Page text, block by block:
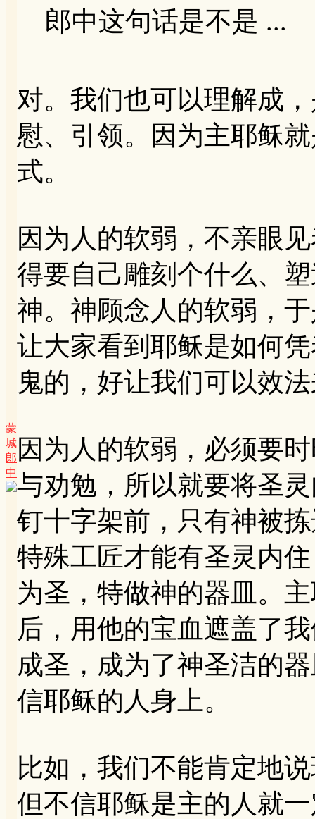
蒙
城
郎
中
郎中这句话是不是 ...
对。我们也可以理解成
慰、引领。因为主耶稣
式。
因为人的软弱，不亲眼
得要自己雕刻个什么、
神。神顾念人的软弱，
让大家看到耶稣是如何
鬼的，好让我们可以效
因为人的软弱，必须要
与劝勉，所以就要将圣
钉十字架前，只有神被
特殊工匠才能有圣灵内
为圣，特做神的器皿。
后，用他的宝血遮盖了
成圣，成为了神圣洁的
信耶稣的人身上。
比如，我们不能肯定地
但不信耶稣是主的人就